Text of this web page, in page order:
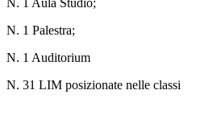
N. 1 Aula Studio;
N. 1 Palestra;
N. 1 Auditorium
N. 31 LIM posizionate nelle classi